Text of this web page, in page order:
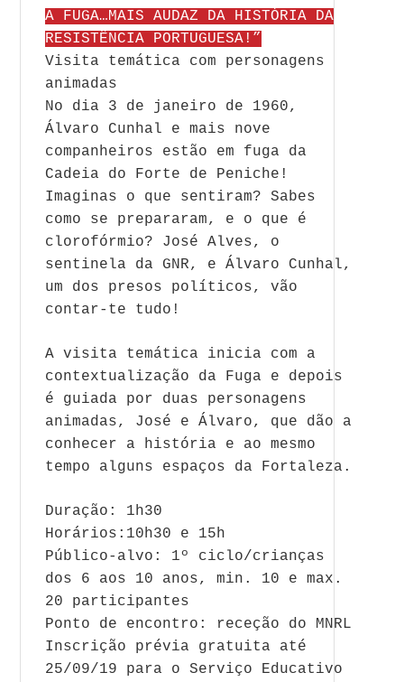
A FUGA…MAIS AUDAZ DA HISTÓRIA DA
RESISTÊNCIA PORTUGUESA!”
Visita temática com personagens
animadas
No dia 3 de janeiro de 1960,
Álvaro Cunhal e mais nove
companheiros estão em fuga da
Cadeia do Forte de Peniche!
Imaginas o que sentiram? Sabes
como se prepararam, e o que é
clorofórmio? José Alves, o
sentinela da GNR, e Álvaro Cunhal,
um dos presos políticos, vão
contar-te tudo!
A visita temática inicia com a
contextualização da Fuga e depois
é guiada por duas personagens
animadas, José e Álvaro, que dão a
conhecer a história e ao mesmo
tempo alguns espaços da Fortaleza.
Duração: 1h30
Horários:10h30 e 15h
Público-alvo: 1º ciclo/crianças
dos 6 aos 10 anos, min. 10 e max.
20 participantes
Ponto de encontro: receção do MNRL
Inscrição prévia gratuita até
25/09/19 para o Serviço Educativo